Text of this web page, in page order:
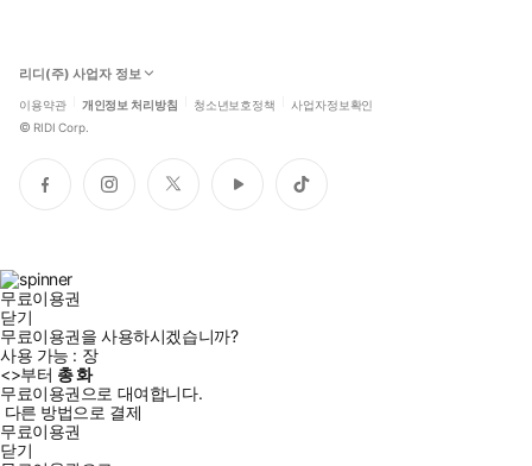
리디(주) 사업자 정보
이용약관 개인정보 처리방침 청소년보호정책 사업자정보확인
© RIDI Corp.
페
이
인
스
트
위
유
튜
틱
톡
무료이용권
닫기
무료이용권을 사용하시겠습니까?
사용 가능 : 장
<>부터 총화
무료이용권으로 대여합니다.
다른 방법으로 결제
무료이용권
닫기